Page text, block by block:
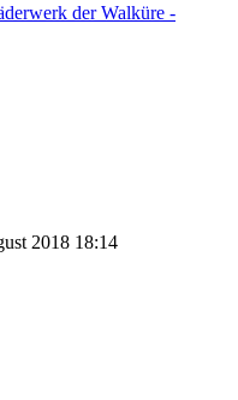
der Walküre -
2018 18:14